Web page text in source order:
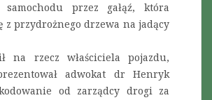
samochodu przez gałąź, która
z przydrożnego drzewa na jadący
na rzecz właściciela pojazdu,
adwokat dr Henryk
od zarządcy drogi za